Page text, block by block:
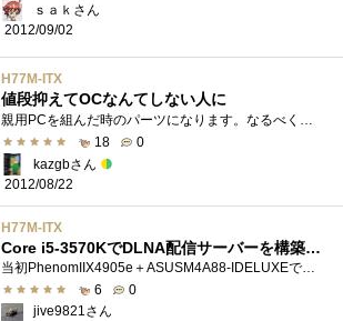
ｓａｋさん
2012/09/02
H77M-ITX
値段抑えてOCなんてしない人に
親用PCを組んだ時のパーツになります。なるべくコンパクトにするのを目的としていたので、Mini-Itxのサイズの物を選びました。他の理由は以下を�...
18
0
kazgbさん
2012/08/22
H77M-ITX
Core i5-3570KでDLNA配信サーバーを構築するために
当初PhenomIIX4905e＋ASUSM4A88-IDELUXEで構築する予定だったDLNA配信用ファイルサーバーですが、運良Corei5-3570Kのプレミアムレビューに当選させていただき...
6
0
jive9821さん